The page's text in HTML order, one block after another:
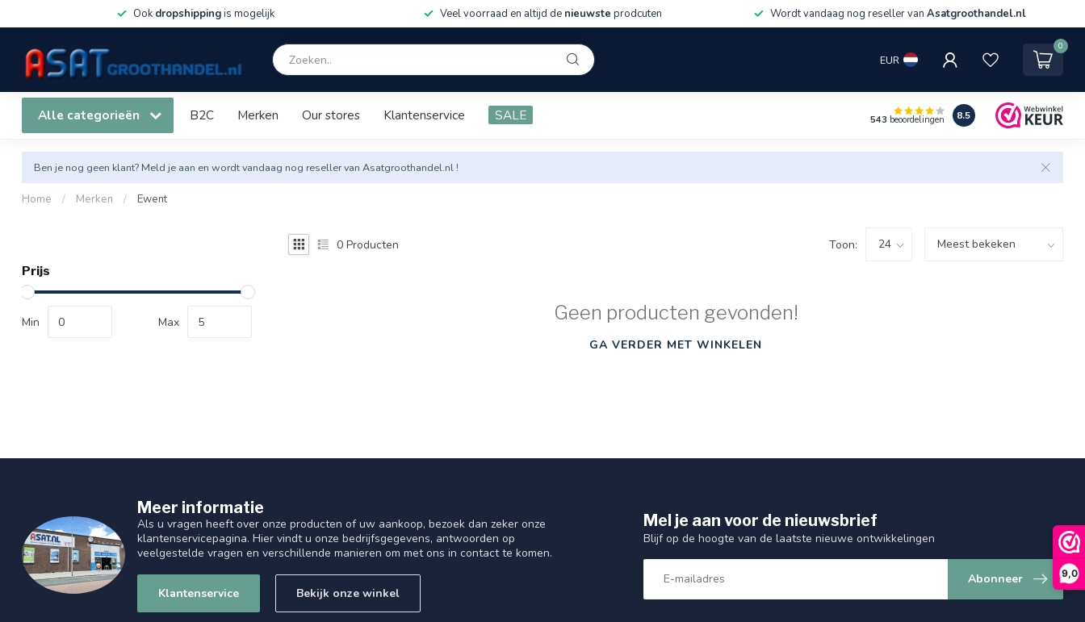
9,0
Ook dropshippingis mogelijk Veel voorraad en altijd de nieuwste prodcuten Wordt vandaag nog reseller van Asatgroothandel.nl
EUR
0
Alle categorieën B2C Merken Our stores Klantenservice SALE 543 beoordelingen 8.5
Ben je nog geen klant? Meld je aan en wordt vandaag nog reseller van Asatgroothandel.nl !
Home / Merken / Ewent
Prijs
Min Max
0 Producten Toon:
Geen producten gevonden!
GA VERDER MET WINKELEN
Meer informatie
Als u vragen heeft over onze producten of uw aankoop, bezoek dan zeker onze
klantenservicepagina. Hier vindt u onze bedrijfsgegevens, antwoorden op
veelgestelde vragen en verschillende manieren om met ons in contact te komen.
Klantenservice Bekijk onze winkel
Mel je aan voor de nieuwsbrief
Blijf op de hoogte van de laatste nieuwe ontwikkelingen
Abonneer